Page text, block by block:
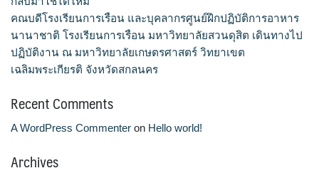
คู่มือนักศึกษา
จำนวนบุคลากรและนักศึกษาโรงเรียนการเรือน
ทำเนียบคณบดี
ทิศทางการดำเนินงานของมหาวิทยาลัยสวนดุสิต
คณบดีโรงเรียนการเรือน และบุคลากรศูนย์ฝึกปฏิบัติการอาหาร
นานาชาติ โรงเรียนการเรือน มหาวิทยาลัยสวนดุสิต เดินทางไป
ปฏิบัติงาน ณ มหาวิทยาลัยเกษตรศาสตร์ วิทยาเขต
เฉลิมพระเกียรติ จังหวัดสกลนคร
Recent Comments
A WordPress Commenter on Hello world!
Archives